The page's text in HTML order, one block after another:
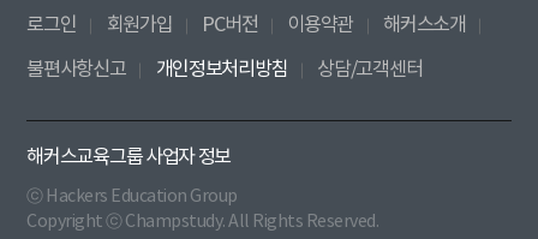
로그인 회원가입 PC버전 이용약관
해커스소개
불편사항신고
개인정보처리방침 상담/고객센터
해커스교육그룹 사업자 정보
ⓒ Hackers Education Group
Copyright ⓒ Champstudy. All Rights Reserved.